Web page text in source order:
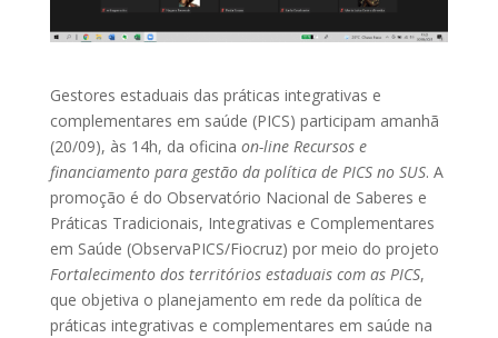
Gestores estaduais das práticas integrativas e
complementares em saúde (PICS) participam amanhã
(20/09), às 14h, da oficina on-line Recursos e
financiamento para gestão da política de PICS no SUS. A
promoção é do Observatório Nacional de Saberes e
Práticas Tradicionais, Integrativas e Complementares
em Saúde (ObservaPICS/Fiocruz) por meio do projeto
Fortalecimento dos territórios estaduais com as PICS,
que objetiva o planejamento em rede da política de
práticas integrativas e complementares em saúde na